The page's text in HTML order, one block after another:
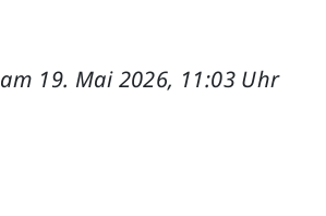
am 19. Mai 2026, 11:03 Uhr